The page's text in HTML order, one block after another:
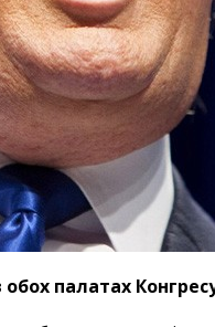
палатах